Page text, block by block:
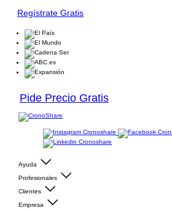
Regístrate Gratis
Pide Precio Gratis
Ayuda
Profesionales
Clientes
Empresa